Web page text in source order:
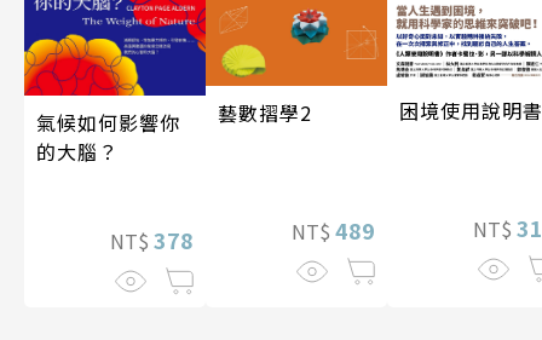
氣候如何影響你
的大腦？
NT$ 378
藝數摺學2
NT$ 489
困境使用說明書
NT$